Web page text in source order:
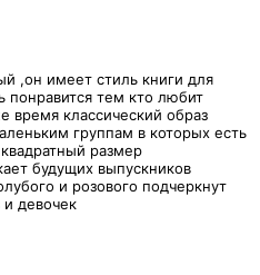
,он имеет стиль книги для
понравится тем кто любит
время классический образ
группам в которых есть
размер
будущих выпускников
и розового подчеркнут
и девочек